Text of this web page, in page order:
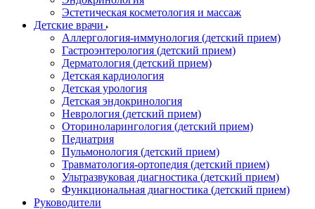
Эстетическая косметология и массаж
Детские врачи
Аллергология-иммунология (детский прием)
Гастроэнтерология (детский прием)
Дерматология (детский прием)
Детская кардиология
Детская урология
Детская эндокринология
Неврология (детский прием)
Оториноларингология (детский прием)
Педиатрия
Пульмонология (детский прием)
Травматология-ортопедия (детский прием)
Ультразвуковая диагностика (детский прием)
Функциональная диагностика (детский прием)
Руководители